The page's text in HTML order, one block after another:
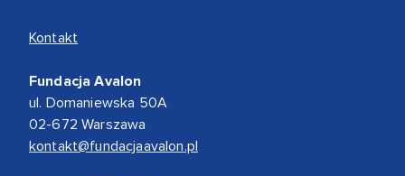
Kontakt
Fundacja Avalon
ul. Domaniewska 50A
02-672 Warszawa
kontakt@fundacjaavalon.pl